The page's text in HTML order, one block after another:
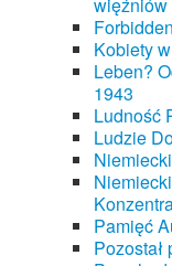
Kobiety
Leben?
1943
Ludność
Ludzie
Pamięć
Pozostał